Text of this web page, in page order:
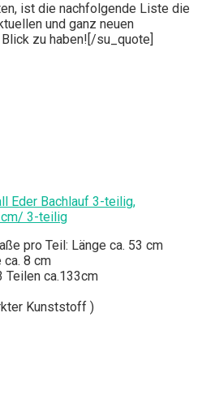
ist die nachfolgende Liste die
und ganz neuen
zu haben![/su_quote]
Eder Bachlauf 3-teilig,
cm/ 3-teilig
pro Teil: Länge ca. 53 cm
ca. 8 cm
Teilen ca.133cm
Kunststoff )